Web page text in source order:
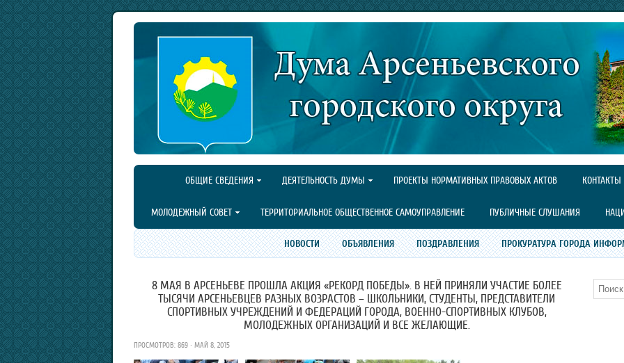
ОБЩИЕ СВЕДЕНИЯ ДЕЯТЕЛЬНОСТЬ ДУМЫ ПРОЕКТЫ НОРМАТИВНЫХ ПРАВОВЫХ АКТОВ КОНТАКТЫ
МОЛОДЕЖНЫЙ СОВЕТ ТЕРРИТОРИАЛЬНОЕ ОБЩЕСТВЕННОЕ САМОУПРАВЛЕНИЕ ПУБЛИЧНЫЕ СЛУШАНИЯ
НОВОСТИ ОБЪЯВЛЕНИЯ ПОЗДРАВЛЕНИЯ ПРОКУРАТУРА ГОРОДА
8 МАЯ В АРСЕНЬЕВЕ ПРОШЛА АКЦИЯ «РЕКОРД ПОБЕДЫ». В НЕЙ ПРИНЯЛИ УЧАСТИЕ БОЛЕЕ
ТЫСЯЧИ АРСЕНЬЕВЦЕВ РАЗНЫХ ВОЗРАСТОВ – ШКОЛЬНИКИ, СТУДЕНТЫ, ПРЕДСТАВИТЕЛИ
СПОРТИВНЫХ УЧРЕЖДЕНИЙ И ФЕДЕРАЦИЙ ГОРОДА, ВОЕННО-СПОРТИВНЫХ КЛУБОВ,
МОЛОДЕЖНЫХ ОРГАНИЗАЦИЙ И ВСЕ ЖЕЛАЮЩИЕ.
ПРОСМОТРОВ: 869 · МАЙ 8, 2015
Поиск